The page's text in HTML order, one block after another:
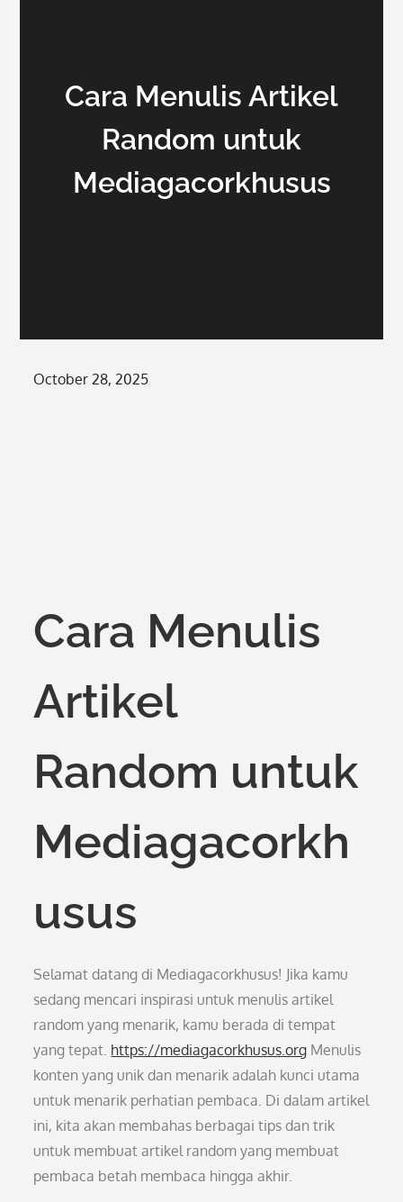
Cara Menulis Artikel
Random untuk
Mediagacorkhusus
Posted
October 28, 2025
Cara Menulis
Artikel
Random untuk
Mediagacorkh
usus
Selamat datang di Mediagacorkhusus! Jika kamu
sedang mencari inspirasi untuk menulis artikel
random yang menarik, kamu berada di tempat
yang tepat. https://mediagacorkhusus.org Menulis
konten yang unik dan menarik adalah kunci utama
untuk menarik perhatian pembaca. Di dalam artikel
ini, kita akan membahas berbagai tips dan trik
untuk membuat artikel random yang membuat
pembaca betah membaca hingga akhir.